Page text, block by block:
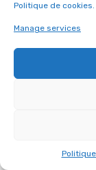
Politique de cookies.
Manage services